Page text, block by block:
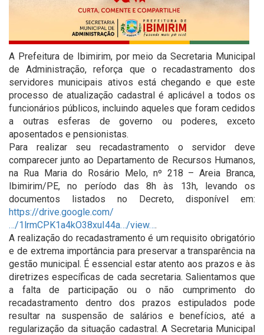
A Prefeitura de Ibimirim, por meio da Secretaria Municipal
de Administração, reforça que o recadastramento dos
servidores municipais ativos está chegando e que este
processo de atualização cadastral é aplicável a todos os
funcionários públicos, incluindo aqueles que foram cedidos
a outras esferas de governo ou poderes, exceto
aposentados e pensionistas.
Para realizar seu recadastramento o servidor deve
comparecer junto ao Departamento de Recursos Humanos,
na Rua Maria do Rosário Melo, nº 218 – Areia Branca,
Ibimirim/PE, no período das 8h às 13h, levando os
documentos listados no Decreto, disponível em:
https://drive.google.com/
…/1lrmCPK1a4kO38xuI44a…/view….
A realização do recadastramento é um requisito obrigatório
e de extrema importância para preservar a transparência na
gestão municipal. É essencial estar atento aos prazos e às
diretrizes específicas de cada secretaria. Salientamos que
a falta de participação ou o não cumprimento do
recadastramento dentro dos prazos estipulados pode
resultar na suspensão de salários e benefícios, até a
regularização da situação cadastral. A Secretaria Municipal